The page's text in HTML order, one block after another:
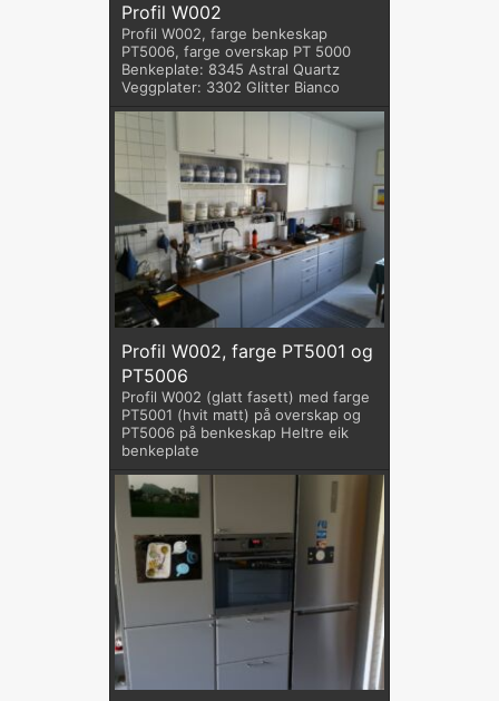
Profil W002
Profil W002, farge benkeskap
PT5006, farge overskap PT 5000
Benkeplate: 8345 Astral Quartz
Veggplater: 3302 Glitter Bianco
Profil W002, farge PT5001 og
PT5006
Profil W002 (glatt fasett) med farge
PT5001 (hvit matt) på overskap og
PT5006 på benkeskap Heltre eik
benkeplate